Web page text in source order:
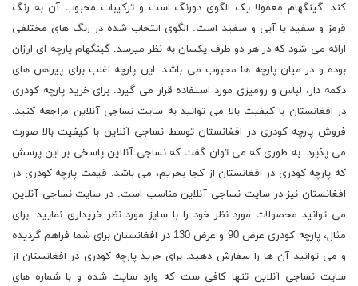
کند. گینگهام معمولا یک الگوی دورنگ است و ترکیبات محبوب آن به رنگ
قرمز و سفید یا آبی و سفید است. الگوی انتخاب شده در رنگ های مختلفی
ارائه می شود که در هر دو طرف یکسان به نظر میرسد. گینگهام پارچه ای ارزان
بوده و در میان پارچه ها محبوب می باشد. این پارچه اغلب برای پیراهن های
دکمه دار، لباس و رومیزی مورد استفاده قرار می گیرد. برای خرید پارچه کودری
در افغانستان با کیفیت بالا می توانید به سایت نساجی آنلاین مراجعه کنید.
فروش پارچه کودری در افغانستان توسط نساجی آنلاین با کیفیت بالا صورت
می پذیرد. به طوری که می توان گفت که نساجی آنلاین پاسخی بر این پرسش
که پارچه کودری در افغانستان از کجا بخریم، می باشد. قیمت پارچه کودری در
افغانستان نیز در سایت نساجی آنلاین مناسب است. در سایت نساجی آنلاین
می توانید محصولات مورد نظر خود را با سایز مورد نظر خریداری نمایید. برای
مثال، پارچه کودری عرض 90 و عرض 130 در افغانستان برای شما فراهم گردیده
و می توانید آن ها را سفارش دهید. برای خرید پارچه کودری در افغانستان از
سایت نساجی آنلاین تنها کافی ست که وارد سایت شده و با شماره های